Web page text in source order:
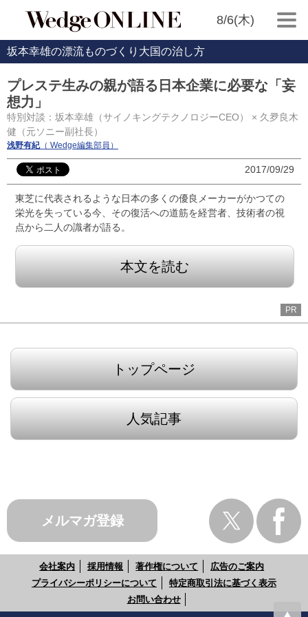
8/6(木)
坂本幸雄の漂流ものづくり大国の治し方
プレステ生みの親が語る日本企業に必要な「妄
想力」
特別対談：坂本幸雄（サイノキングテクノロジーCEO） × 久夛良木
健（元ソニー副社長）
浅野有紀（ Wedge編集部員）
2017/09/29
東芝に代表されるような日本の多くの優良メーカーがかつての
栄光を失っている今、その復活への道筋を経営者、技術者の視
点から二人の識者が語る。
本文を読む
PR
トップページ
人気記事
メルマガ登録
会社案内 採用情報 著作権について
広告のご案内
プライバシーポリシーについて
特定商取引法に基づく表示
お問い合わせ